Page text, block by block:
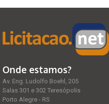
Onde estamos?
Av. Eng. Ludolfo Boehl, 205
Salas 301 e 302 Teresópolis
Porto Alegre - RS